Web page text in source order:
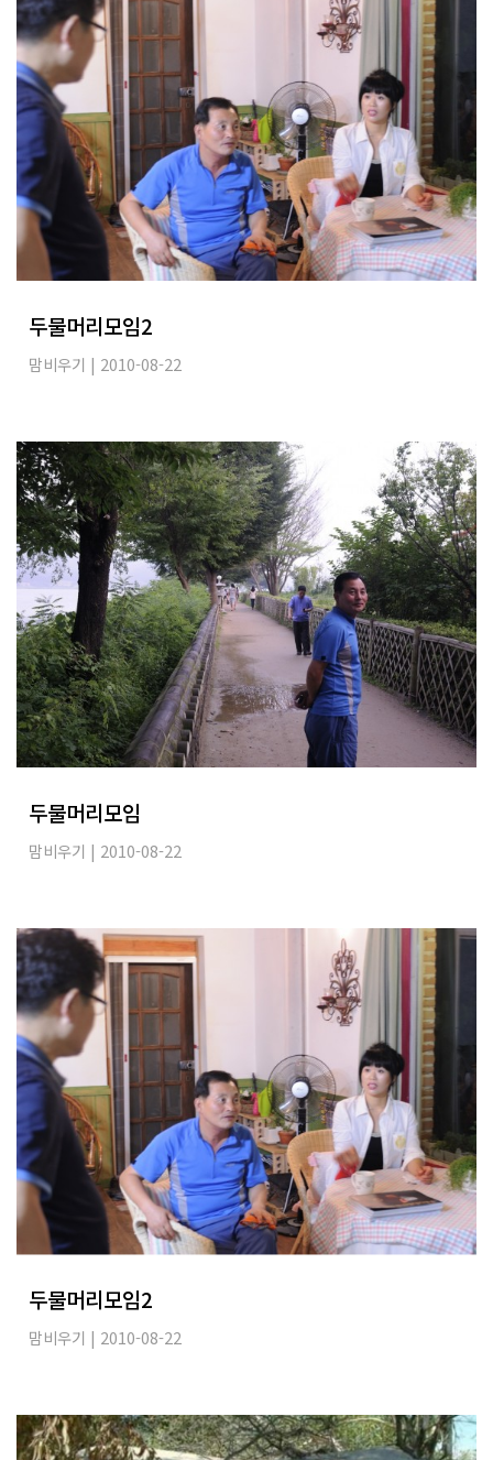
두물머리모임2
맘비우기 | 2010-08-22
두물머리모임
맘비우기 | 2010-08-22
두물머리모임2
맘비우기 | 2010-08-22